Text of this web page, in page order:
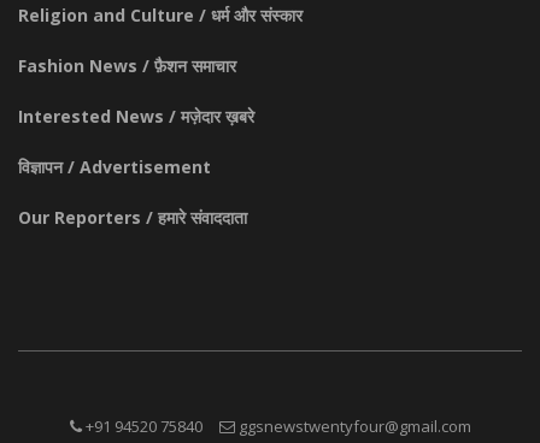
Religion and Culture / धर्म और संस्कार
Fashion News / फ़ैशन समाचार
Interested News / मज़ेदार ख़बरे
विज्ञापन / Advertisement
Our Reporters / हमारे संवाददाता
+91 94520 75840 ggsnewstwentyfour@gmail.com